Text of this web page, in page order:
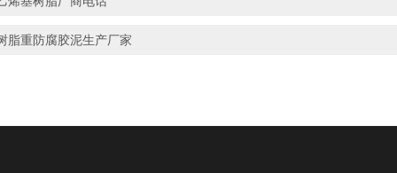
脂重防腐胶泥生产厂家